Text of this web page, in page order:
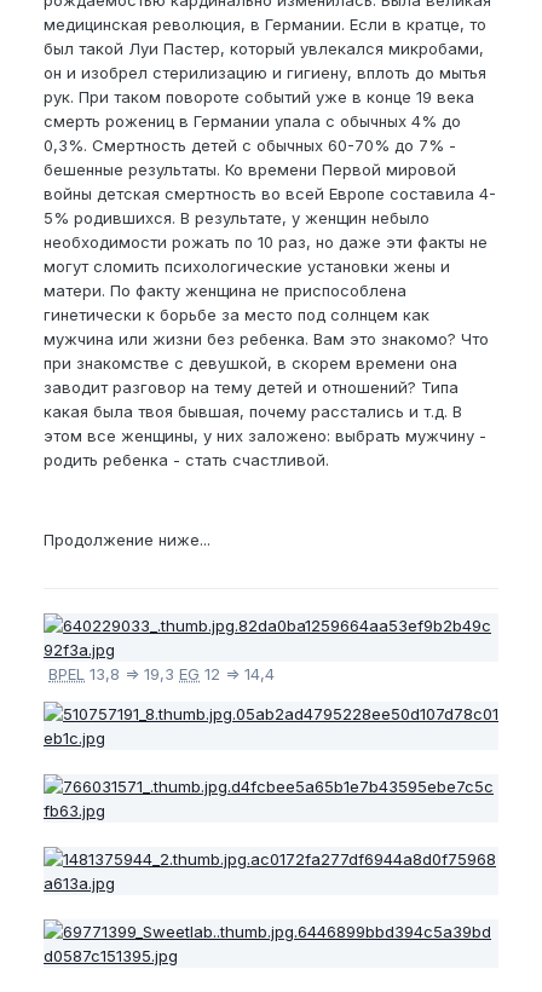
медицинская революция, в Германии. Если в кратце, то
был такой Луи Пастер, который увлекался микробами,
он и изобрел стерилизацию и гигиену, вплоть до мытья
рук. При таком повороте событий уже в конце 19 века
смерть рожениц в Германии упала с обычных 4% до
0,3%. Смертность детей с обычных 60-70% до 7% -
бешенные результаты. Ко времени Первой мировой
войны детская смертность во всей Европе составила 4-
5% родившихся. В результате, у женщин небыло
необходимости рожать по 10 раз, но даже эти факты не
могут сломить психологические установки жены и
матери. По факту женщина не приспособлена
гинетически к борьбе за место под солнцем как
мужчина или жизни без ребенка. Вам это знакомо? Что
при знакомстве с девушкой, в скорем времени она
заводит разговор на тему детей и отношений? Типа
какая была твоя бывшая, почему расстались и т.д. В
этом все женщины, у них заложено: выбрать мужчину -
родить ребенка - стать счастливой.
Продолжение ниже...
BPEL 13,8 => 19,3 EG 12 => 14,4